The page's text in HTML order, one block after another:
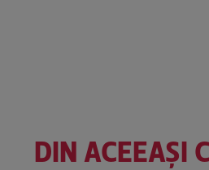
DIN ACEEAȘI